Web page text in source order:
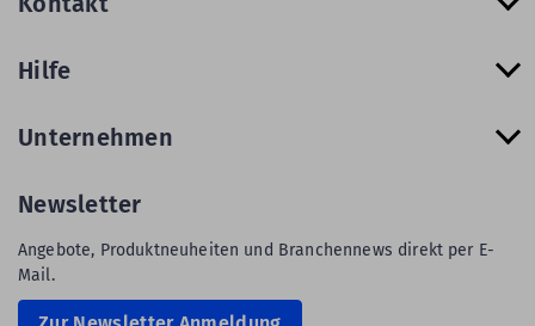
Hilfe
Unternehmen
Newsletter
Angebote, Produktneuheiten und Branchennews direkt per E-
Mail.